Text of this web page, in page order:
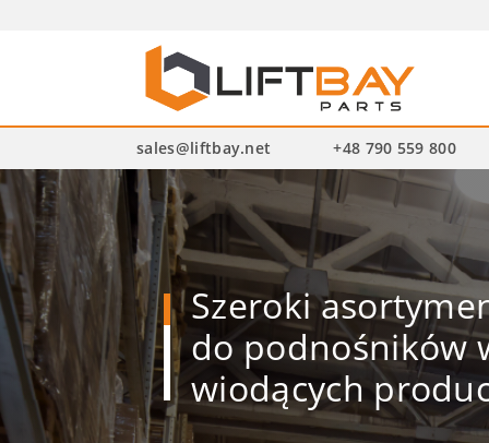
sales@liftbay.net +48 790 559 800
Szeroki
do podnośników
wiodących